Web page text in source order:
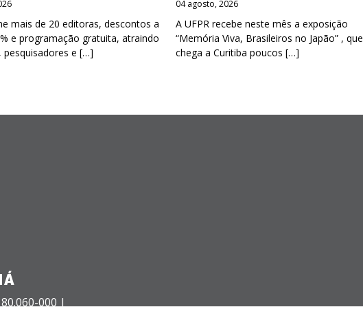
mais de 20 editoras, descontos a
e programação gratuita, atraindo
pesquisadores e […]
04 agosto, 2026
A UFPR recebe neste mês a exposição
“Memória Viva, Brasileiros no Japão” , que
chega a Curitiba poucos […]
80.060-000 |